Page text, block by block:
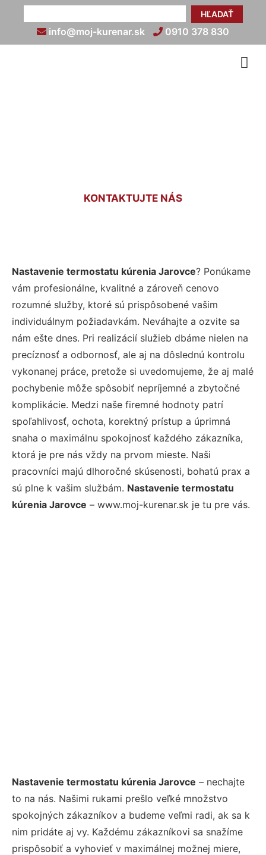
HĽADAŤ
info@moj-kurenar.sk 0910 378 830
KONTAKTUJTE NÁS
Nastavenie termostatu kúrenia Jarovce? Ponúkame
vám profesionálne, kvalitné a zároveň cenovo
rozumné služby, ktoré sú prispôsobené vašim
individuálnym požiadavkám. Neváhajte a ozvite sa
nám ešte dnes. Pri realizácií služieb dbáme nielen na
precíznosť a odbornosť, ale aj na dôslednú kontrolu
vykonanej práce, pretože si uvedomujeme, že aj malé
pochybenie môže spôsobiť nepríjemné a zbytočné
komplikácie. Medzi naše firemné hodnoty patrí
spoľahlivosť, ochota, korektný prístup a úprimná
snaha o maximálnu spokojnosť každého zákazníka,
ktorá je pre nás vždy na prvom mieste. Naši
pracovníci majú dlhoročné skúsenosti, bohatú prax a
sú plne k vašim službám. Nastavenie termostatu
kúrenia Jarovce – www.moj-kurenar.sk je tu pre vás.
Nastavenie termostatu kúrenia Jarovce – nechajte
to na nás. Našimi rukami prešlo veľké množstvo
spokojných zákazníkov a budeme veľmi radi, ak sa k
nim pridáte aj vy. Každému zákazníkovi sa snažíme
prispôsobiť a vyhovieť v maximálnej možnej miere,